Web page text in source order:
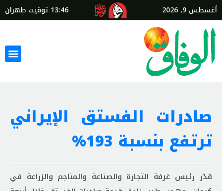
أغسطس 9, 2026 13:46 توقيت طهران
صادرات الفستق الإيراني
ترتفع بنسبة 193%
قدّر رئيس غرفة التجارة والصناعة والمناجم والزراعة في